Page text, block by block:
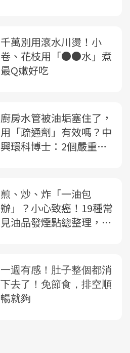
千萬別用滾水川燙！小
卷、花枝用「●●水」煮
最Q嫩好吃
廚房水管被油垢塞住了，
用「疏通劑」有效嗎？中
興環科博士：2個嚴重後
煎、炒、炸「一油包
辦」？小心致癌！19種常
見油品發煙點總整理，葵